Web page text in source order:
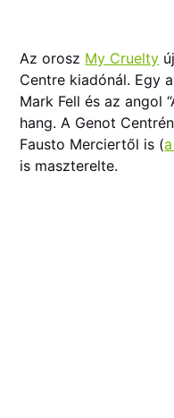
Az orosz My Cruelty
Centre kiadónál. Egy
Mark Fell és az angol
hang. A Genot
Fausto Merciertől is (
is maszterelte.